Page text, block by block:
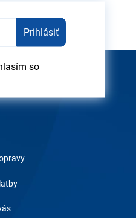
Prihlásiť
so